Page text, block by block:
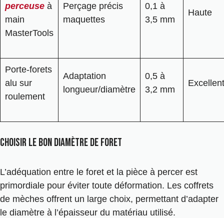
perceuse à
main
MasterTools
Perçage précis
maquettes
0,1 à
3,5 mm
Haute
Porte-forets
alu sur
roulement
Adaptation
longueur/diamètre
0,5 à
3,2 mm
Choisir le bon diamètre de foret
L’adéquation entre le foret et la pièce à percer est
primordiale pour éviter toute déformation. Les coffrets
de mèches offrent un large choix, permettant d’adapter
le diamètre à l’épaisseur du matériau utilisé.